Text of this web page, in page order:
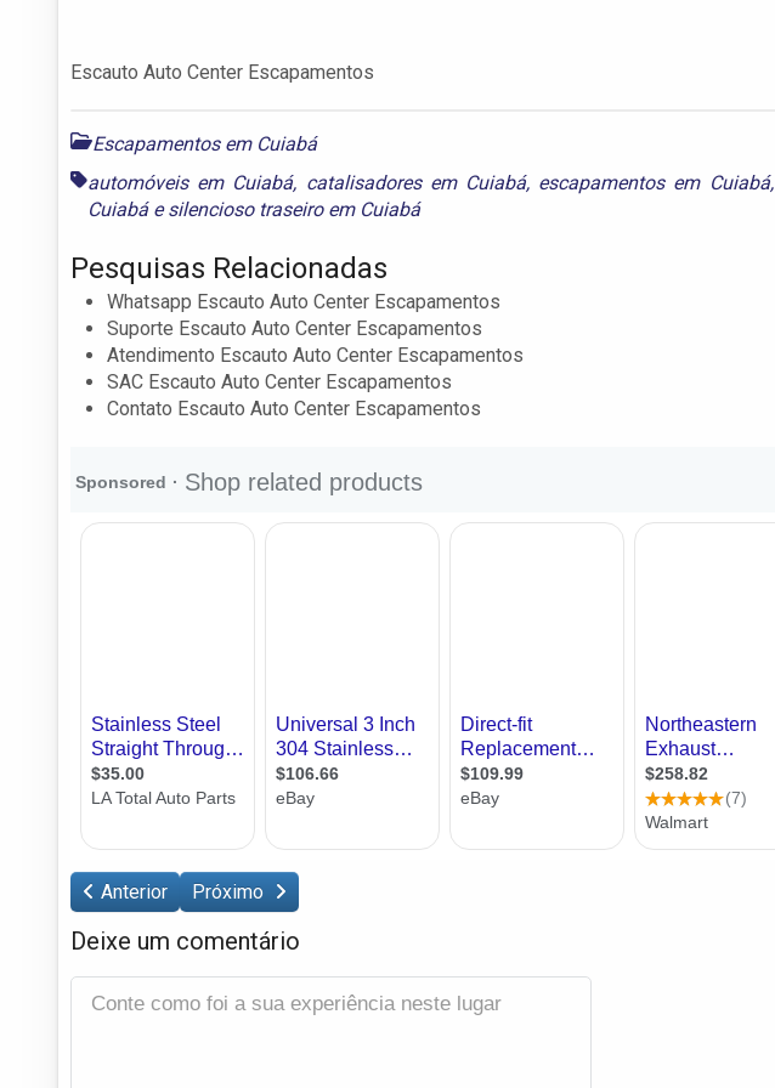
Escauto Auto Center Escapamentos
Escapamentos em Cuiabá
automóveis em Cuiabá, catalisadores em Cuiabá, escapamentos em Cuiabá,
Cuiabáesilencioso traseiro em Cuiabá
Pesquisas Relacionadas
Whatsapp Escauto Auto Center Escapamentos
Suporte Escauto Auto Center Escapamentos
Atendimento Escauto Auto Center Escapamentos
SAC Escauto Auto Center Escapamentos
Contato Escauto Auto Center Escapamentos
Anterior Próximo
Deixe um comentário